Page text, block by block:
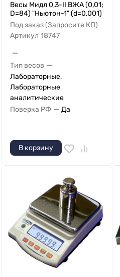
Весы Мидл 0,3-II ВЖА (0,01;
D=84) "Ньютон-1" (d=0,001)
Под заказ (Запросите КП)
Артикул 18747
—
Тип весов —
Лабораторные,
Лабораторные
аналитические
Поверка РФ — Да
В корзину